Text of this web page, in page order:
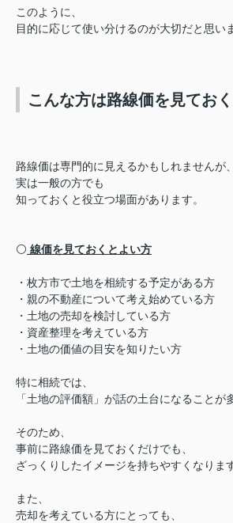
このように、
目的に応じて使い分けるのが大切だと思い
こんな方は路線価を見てお
路線価は専門的に見えるかもしれませんが、
実は一般の方でも
知っておくと役立つ場面があります。
⚪️ 線価を見ておくとよい方
・枚方市で土地を相続する予定がある方
・親の不動産について考え始めている方
・土地の売却を検討している方
・資産整理を考えている方
・土地の価値の目安を知りたい方
特に相続では、
「土地の評価額」が話の土台になることが
そのため、
事前に路線価を見ておくだけでも、
ざっくりしたイメージを持ちやすくなります
また、
売却を考えている方にとっても、